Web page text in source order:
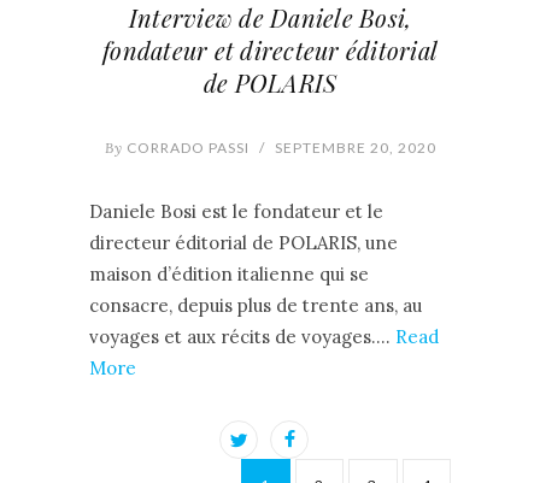
Interview de Daniele Bosi,
fondateur et directeur éditorial
de POLARIS
By CORRADO PASSI / SEPTEMBRE 20, 2020
Daniele Bosi est le fondateur et le
directeur éditorial de POLARIS, une
maison d’édition italienne qui se
consacre, depuis plus de trente ans, au
voyages et aux récits de voyages.… Read
More